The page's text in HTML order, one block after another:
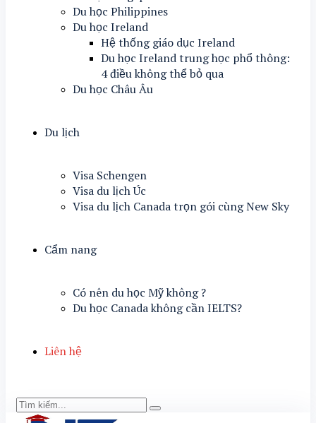
Du học Philippines
Du học Ireland
Hệ thống giáo dục Ireland
Du học Ireland trung học phổ thông:
4 điều không thể bỏ qua
Du học Châu Âu
Du lịch
Visa Schengen
Visa du lịch Úc
Visa du lịch Canada trọn gói cùng New Sky
Cẩm nang
Có nên du học Mỹ không ?
Du học Canada không cần IELTS?
Liên hệ